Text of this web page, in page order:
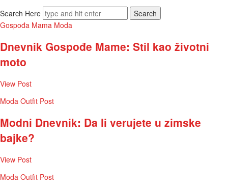
Search Here
Gospođa Mama Moda
Dnevnik Gospođe Mame: Stil kao životni
moto
View Post
Moda Outfit Post
Modni Dnevnik: Da li verujete u zimske
bajke?
View Post
Moda Outfit Post